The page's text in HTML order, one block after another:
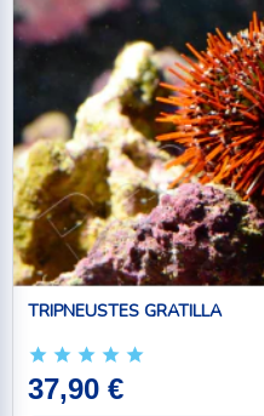
TRIPNEUSTES GRATILLA
37,90 €